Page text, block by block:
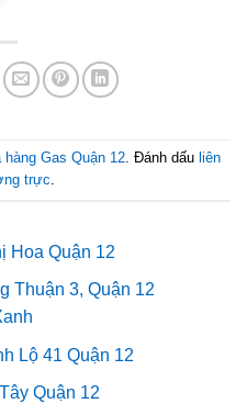
hàng Gas Quận 12. Đánh dấu liên
trực
Hoa Quận 12
Thuận 3, Quận 12
Lộ 41 Quận 12
Quận 12